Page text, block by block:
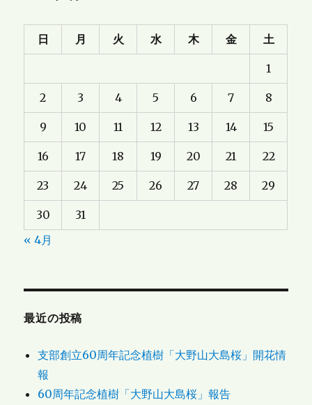
日 月 火 水 木 金 土
1
2 3 4 5 6 7 8
9 10 11 12 13 14 15
16 17 18 19 20 21 22
23 24 25 26 27 28 29
30
31
« 4月
最近の投稿
支部創立60周年記念植樹「大野山大島桜」開花情
報
60周年記念植樹「大野山大島桜」報告